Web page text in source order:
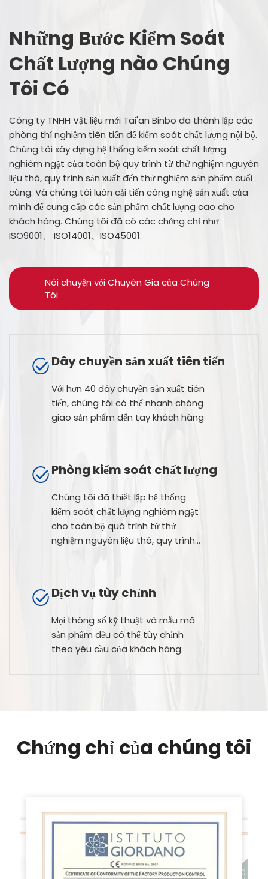
Những Bước Kiểm Soát
Chất Lượng nào Chúng
Tôi Có
Công ty TNHH Vật liệu mới Tai'an Binbo đã thành lập các
phòng thí nghiệm tiên tiến để kiểm soát chất lượng nội bộ.
Chúng tôi xây dựng hệ thống kiểm soát chất lượng
nghiêm ngặt của toàn bộ quy trình từ thử nghiệm nguyên
liệu thô, quy trình sản xuất đến thử nghiệm sản phẩm cuối
cùng. Và chúng tôi luôn cải tiến công nghệ sản xuất của
mình để cung cấp các sản phẩm chất lượng cao cho
khách hàng. Chúng tôi đã có các chứng chỉ như
ISO9001、 ISO14001、ISO45001.
Nói chuyện với Chuyên Gia của Chúng
Tôi
Dây chuyền sản xuất tiên tiến
Với hơn 40 dây chuyền sản xuất tiên
tiến, chúng tôi có thể nhanh chóng
giao sản phẩm đến tay khách hàng
Phòng kiểm soát chất lượng
Chúng tôi đã thiết lập hệ thống
kiểm soát chất lượng nghiêm ngặt
cho toàn bộ quá trình từ thử
nghiệm nguyên liệu thô, quy trình
cuối cùng.
Dịch vụ tùy chỉnh
Mọi thông số kỹ thuật và mẫu mã
sản phẩm đều có thể tùy chỉnh
theo yêu cầu của khách hàng.
Chứng chỉ của chúng tôi